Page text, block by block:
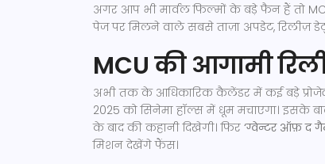
अगर आप भी मार्वल फिल्मों के बड़े फैन हैं तो
पेज पर मिलने वाले सबसे ताज़ा अपडेट, रिलीज़
MCU की आगामी
अभी तक के आधिकारिक कैलेंडर में कई बड़े
2025 को सिनेमा हॉल्स में धूम मचाएगा। इसके
के बाद की कहानी दिखेगी। फिर ‘ग्वेन्टर ऑफ़ द
मिशन देखेंगे फैंस।